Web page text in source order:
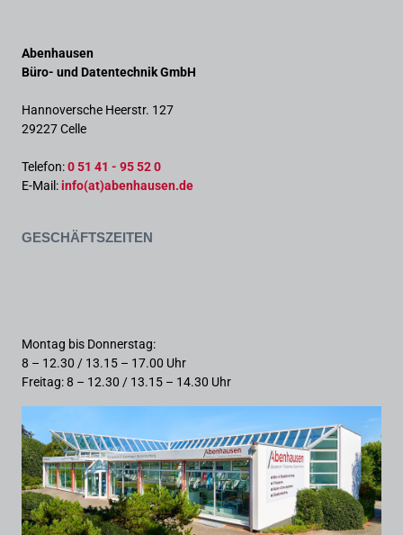
Abenhausen
Büro- und Datentechnik GmbH
Hannoversche Heerstr. 127
29227 Celle
Telefon:0 51 41 - 95 52 0
E-Mail:info(at)abenhausen.de
Geschäftszeiten
Montag bis Donnerstag:
8 – 12.30 / 13.15 – 17.00 Uhr
Freitag: 8 – 12.30 / 13.15 – 14.30 Uhr